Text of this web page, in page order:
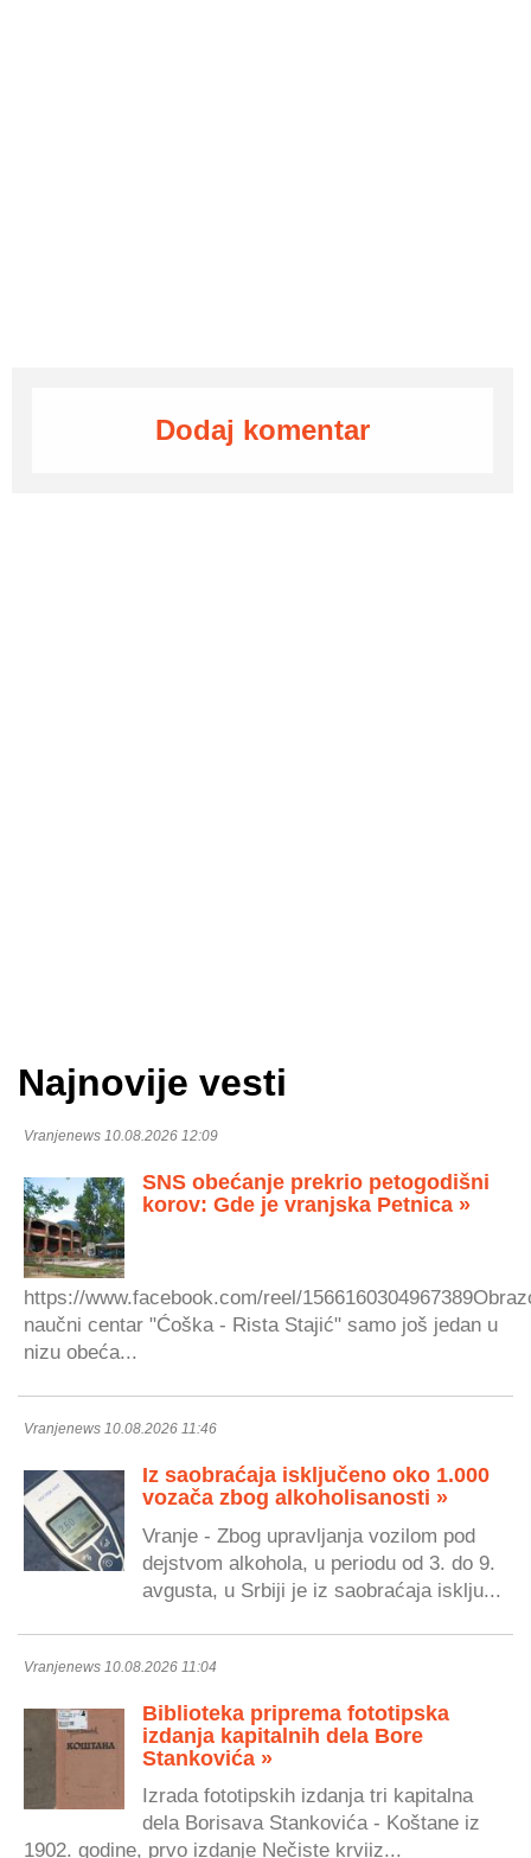
Dodaj komentar
Najnovije vesti
Vranjenews 10.08.2026 12:09
SNS obećanje prekrio petogodišni
korov: Gde je vranjska Petnica »
https://www.facebook.com/reel/
naučni centar "Ćoška - Rista Stajić" samo još jedan u
nizu obeća...
Vranjenews 10.08.2026 11:46
Iz saobraćaja isključeno oko 1.000
vozača zbog alkoholisanosti »
Vranje - Zbog upravljanja vozilom pod
dejstvom alkohola, u periodu od 3. do 9.
avgusta, u Srbiji je iz saobraćaja isklju...
Vranjenews 10.08.2026 11:04
Biblioteka priprema fototipska
izdanja kapitalnih dela Bore
Stankovića »
Izrada fototipskih izdanja tri kapitalna
dela Borisava Stankovića - Koštane iz
1902. godine, prvo izdanje Nečiste krviiz...